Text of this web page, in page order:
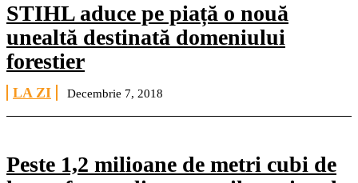
STIHL aduce pe piață o nouă
unealtă destinată domeniului
forestier
LA ZI Decembrie 7, 2018
Peste 1,2 milioane de metri cubi de